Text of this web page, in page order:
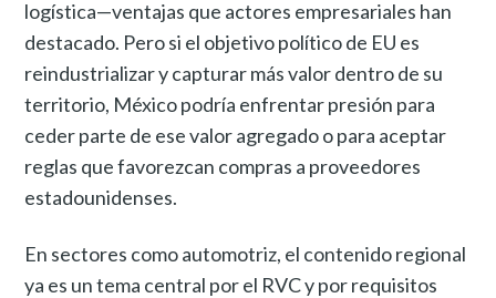
logística—ventajas que actores empresariales han
destacado. Pero si el objetivo político de EU es
reindustrializar y capturar más valor dentro de su
territorio, México podría enfrentar presión para
ceder parte de ese valor agregado o para aceptar
reglas que favorezcan compras a proveedores
estadounidenses.
En sectores como automotriz, el contenido regional
ya es un tema central por el RVC y por requisitos